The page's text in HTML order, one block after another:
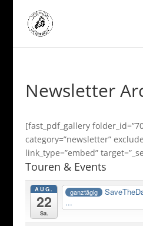
Newsletter
[fast_pdf_gallery
category=”newsletter”
link_type=”embed”
Touren & Events
AUG.
22
Sa.
ganztägig
...